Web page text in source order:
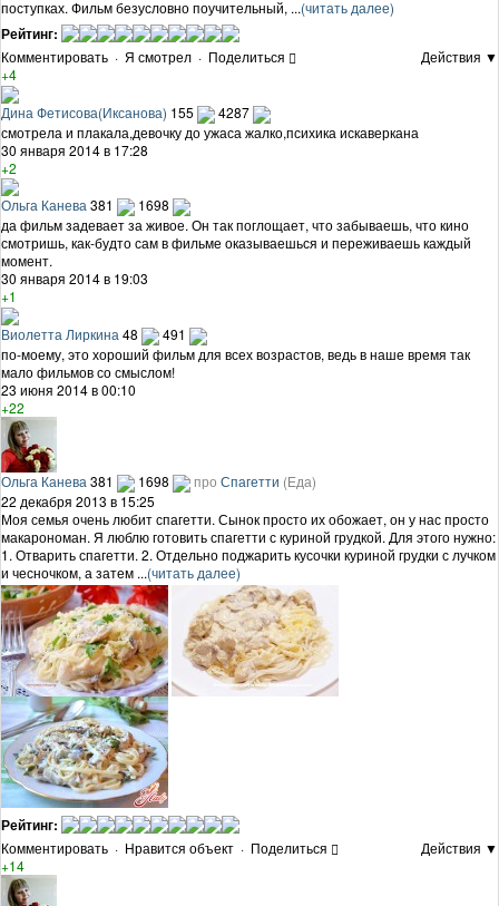
поступках. Фильм безусловно поучительный, ...(читать далее)
Рейтинг:
Комментировать · Я смотрел · Поделиться
Действия ▼
+4
Дина Фетисова(Иксанова) 155
4287
смотрела и плакала,девочку до ужаса жалко,психика искаверкана
30 января 2014 в 17:28
+2
Ольга Канева381
1698
да фильм задевает за живое. Он так поглощает, что забываешь, что кино
смотришь, как-будто сам в фильме оказываешься и переживаешь каждый
момент.
30 января 2014 в 19:03
+1
Виолетта Лиркина 48
491
по-моему, это хороший фильм для всех возрастов, ведь в наше время так
мало фильмов со смыслом!
23 июня 2014 в 00:10
+22
Ольга Канева 381 1698 про Спагетти (Еда)
22 декабря 2013 в 15:25
Моя семья очень любит спагетти. Сынок просто их обожает, он у нас просто
макарономан. Я люблю готовить спагетти с куриной грудкой. Для этого нужно:
1. Отварить спагетти. 2. Отдельно поджарить кусочки куриной грудки с лучком
и чесночком, а затем ...(читать далее)
Рейтинг:
Комментировать · Нравится объект · Поделиться
Действия ▼
+14